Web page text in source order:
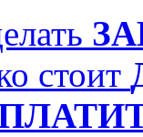
стоит